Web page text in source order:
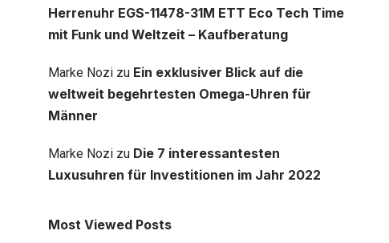
Herrenuhr EGS-11478-31M ETT Eco Tech Time
mit Funk und Weltzeit – Kaufberatung
Marke Nozizu Ein exklusiver Blick auf die
weltweit begehrtesten Omega-Uhren für
Männer
Marke Nozizu Die 7 interessantesten
Luxusuhren für Investitionen im Jahr 2022
Most Viewed Posts